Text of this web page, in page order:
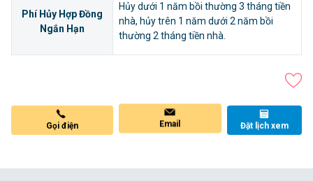
Phí Hủy Hợp Đồng
Ngắn Hạn
Hủy dưới 1 năm bồi thường 3 tháng tiền
nhà, hủy trên 1 năm dưới 2 năm bồi
thường 2 tháng tiền nhà.
Gọi điện Email Đặt lịch xem